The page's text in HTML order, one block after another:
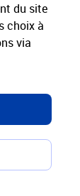
du site
choix à
via